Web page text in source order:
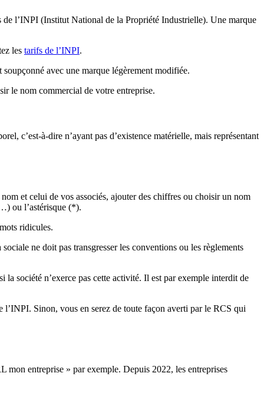
de l’INPI (Institut National de la Propriété Industrielle). Une marque
les tarifs de l’INPI.
avec une marque légèrement modifiée.
le nom commercial de votre entreprise.
c’est-à-dire n’ayant pas d’existence matérielle, mais représentant
et celui de vos associés, ajouter des chiffres ou choisir un nom
ou l’astérisque (*).
ridicules.
ne doit pas transgresser les conventions ou les règlements
société n’exerce pas cette activité. Il est par exemple interdit de
l’INPI. Sinon, vous en serez de toute façon averti par le RCS qui
entreprise » par exemple. Depuis 2022, les entreprises